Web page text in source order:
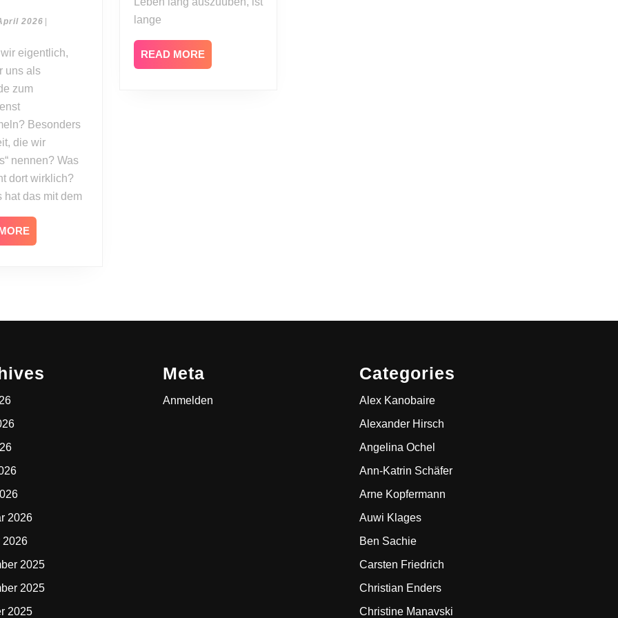
Anbetung
mehr
als
Lieder
2026 12.
|
uns als
zum
Besonders
die wir
nennen? Was
dort wirklich?
hat das mit dem
MORE
lange
READ MOREREAD
MORE
2026
2026
2025
2025
2025
Meta
Anmelden
Categories
Alex Kanobaire
Alexander Hirsch
Angelina Ochel
Ann-Katrin Schäfer
Arne Kopfermann
Auwi Klages
Ben Sachie
Carsten Friedrich
Christian Enders
Christine Manavski